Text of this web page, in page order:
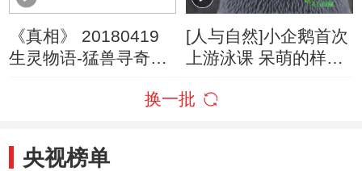
《真相》 20180419
生灵物语-猛兽寻奇
[人与自然]小企鹅首次
上游泳课 呆萌的样子
换一批
央视榜单